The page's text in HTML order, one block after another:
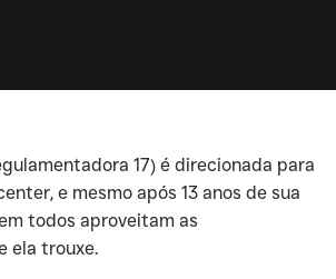
17) é direcionada para
e mesmo após 13 anos de sua
todos aproveitam as
ela trouxe.